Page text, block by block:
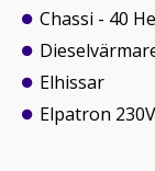
Chassi - 40
Elhissar
Elpatron 230V